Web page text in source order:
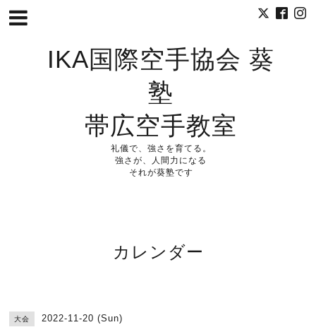
IKA国際空手協会 葵
塾
帯広空手教室
礼儀で、強さを育てる。
強さが、人間力になる
それが葵塾です
カレンダー
大会 2022-11-20 (Sun)